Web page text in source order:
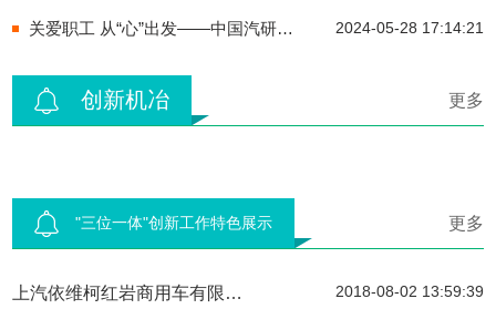
关爱职工 从“心”出发——中国汽研工会举办“525”心理健康趣味游园活动 2024-05-28 17:14:21
创新机冶 更多
"三位一体"创新工作特色展示 更多
上汽依维柯红岩商用车有限公司特装车间学习道路偏离技术 2018-08-02 13:59:39